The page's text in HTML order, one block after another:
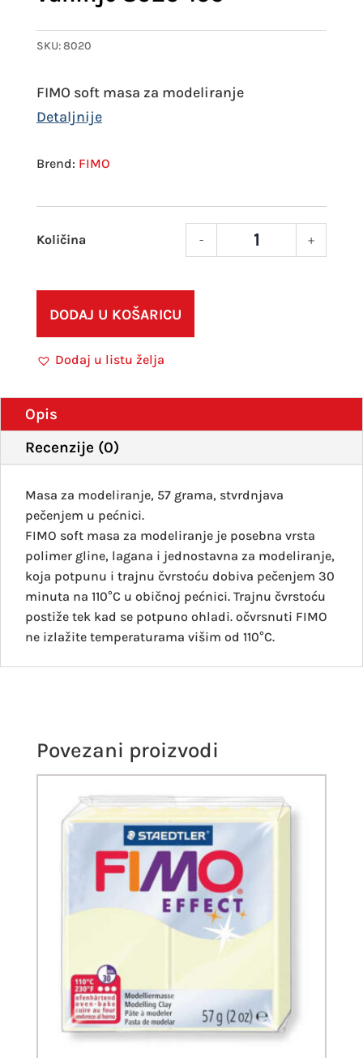
SKU:8020
FIMO soft masa za modeliranje
FIMO
- +
DODAJ U KOŠARICU
Dodaj u listu želja
Opis
Recenzije (0)
Masa za modeliranje, 57 grama, stvrdnjava
pečenjem u pećnici.
FIMO soft masa za modeliranje je posebna vrsta
polimer gline, lagana i jednostavna za modeliranje,
koja potpunu i trajnu čvrstoću dobiva pečenjem 30
minuta na 110°C u običnoj pećnici. Trajnu čvrstoću
postiže tek kad se potpuno ohladi. očvrsnuti FIMO
ne izlažite temperaturama višim od 110°C.
Povezani proizvodi